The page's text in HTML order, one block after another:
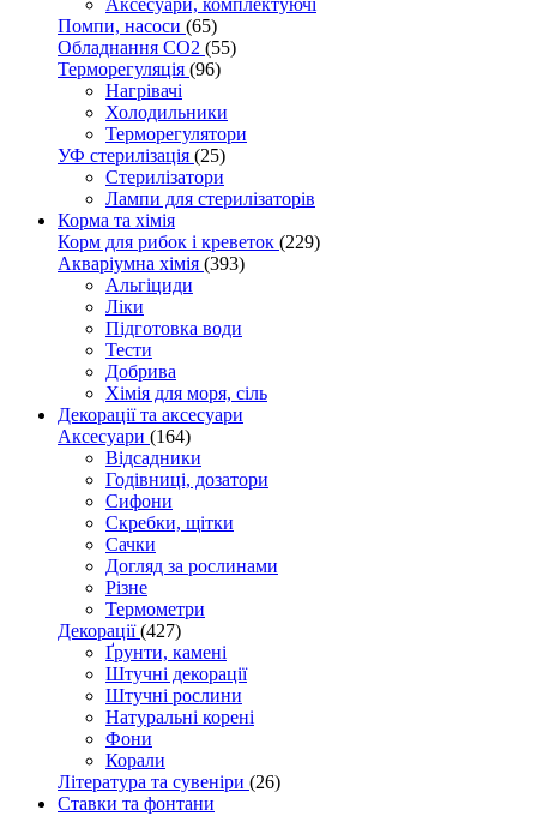
Аксесуари, комплектуючі
Помпи, насоси (65)
Обладнання CO2 (55)
Терморегуляція (96)
Нагрівачі
Холодильники
Терморегулятори
УФ стерилізація (25)
Стерилізатори
Лампи для стерилізаторів
Корма та хімія
Корм для рибок і креветок (229)
Акваріумна хімія (393)
Альгіциди
Ліки
Підготовка води
Тести
Добрива
Хімія для моря, сіль
Декорації та аксесуари
Аксесуари (164)
Відсадники
Годівниці, дозатори
Сифони
Скребки, щітки
Сачки
Догляд за рослинами
Різне
Термометри
Декорації(427)
Ґрунти, камені
Штучні декорації
Штучні рослини
Натуральні корені
Фони
Корали
Література та сувеніри (26)
Ставки та фонтани